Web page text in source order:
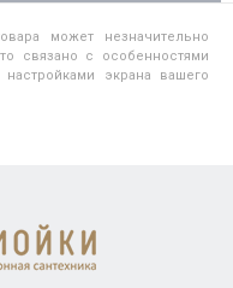
может незначительно
связано с особенностями
экрана вашего